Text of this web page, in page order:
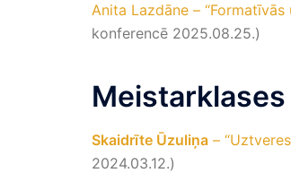
Anita Lazdāne –
konferencē 2025.08.25.)
Skaidrīte Ūzuliņa –
2024.03.12.)